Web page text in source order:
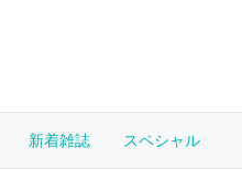
新着雑誌 スペシャル